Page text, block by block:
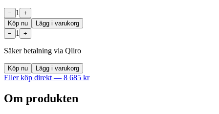
− 1
+
Köp nu
Lägg i varukorg
−
1 +
Säker betalning via Qliro
Köp nu Lägg i varukorg
Eller köp direkt — 8 685 kr
Om produkten